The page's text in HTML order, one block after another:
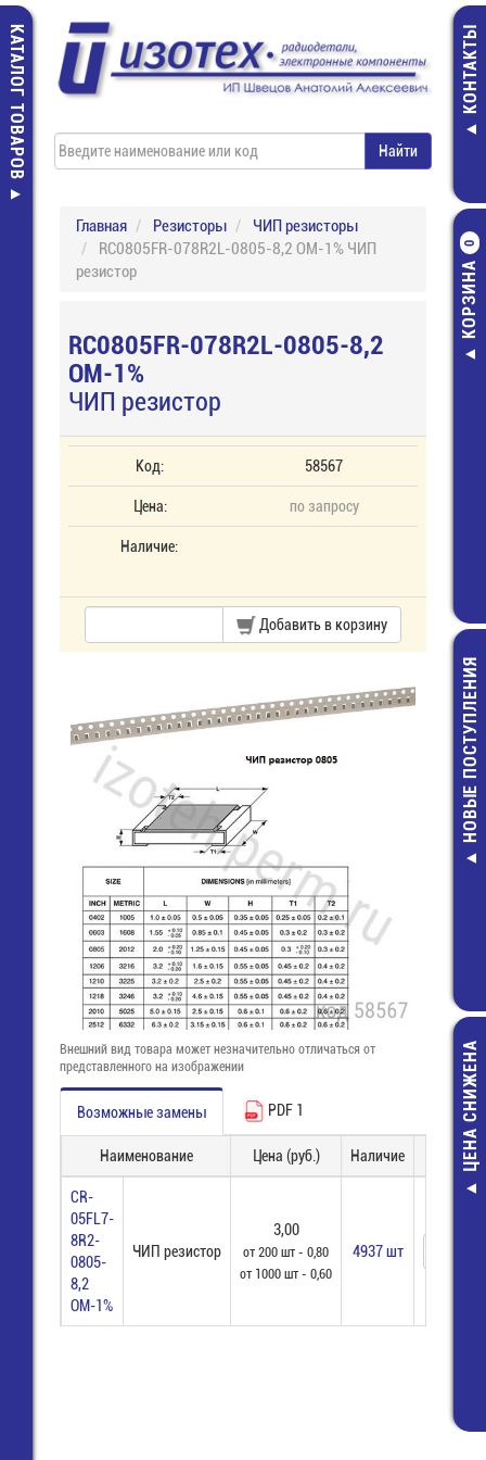
КАТАЛОГ ТОВАРОВ КОНТАКТЫ
КОРЗИНА
0
К10-17Б-
мкф-10% НОВЫЕ ПОСТУПЛЕНИЯ
663,60
ЦЕНА СНИЖЕНА
Главная Резисторы
ЧИП резисторы
RC0805FR-078R2L-0805-8,2 ОМ-1% ЧИП
резистор
RC0805FR-078R2L-0805-8,2
ОМ-1%
ЧИП резистор
Код: 58567
Цена: по запросу
Наличие:
Добавить в корзину
Внешний вид товара может незначительно отличаться от
представленного на изображении
Возможные замены PDF 1
Наименование Цена (руб.) Наличие Заказ
CR-
05FL7-
8R2-
0805-
8,2
ОМ-1%
ЧИП резистор
3,00
от 200 шт - 0,80
от 1000 шт - 0,60
4937 шт